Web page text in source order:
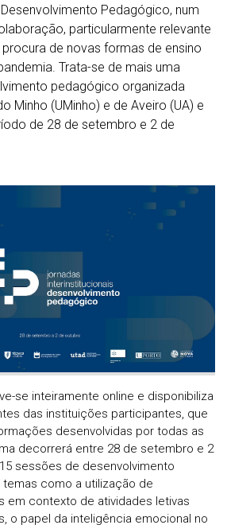
Pedagógico, num
particularmente relevante
de novas formas de ensino
Trata-se de mais uma
pedagógico organizada
Minho (UMinho) e de Aveiro (UA) e
de 28 de setembro e 2 de
se inteiramente online e disponibiliza
das instituições participantes, que
desenvolvidas por todas as
decorrerá entre 28 de setembro e 2
sessões de desenvolvimento
como a utilização de
em contexto de atividades letivas
o papel da inteligência emocional no